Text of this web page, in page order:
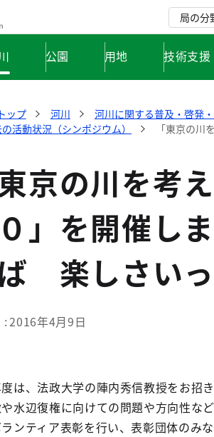
局の分
公園 用地 技術支援
ップ 河川 河川に関する普及・啓発
活動状況（シンポジウム）
「東京の
東京の川を考
」を開催し
楽しさい
2016年4月9日
は、法政大学の陣内秀信教授をお招
水辺復権に向けての問題や方向性な
ンティア表彰を行い、表彰団体のみ